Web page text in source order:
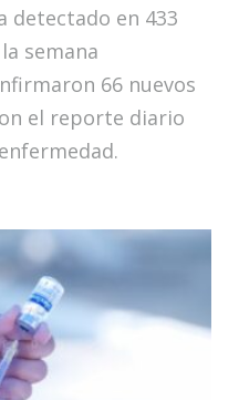
detectado en 433
semana
66 nuevos
el reporte diario